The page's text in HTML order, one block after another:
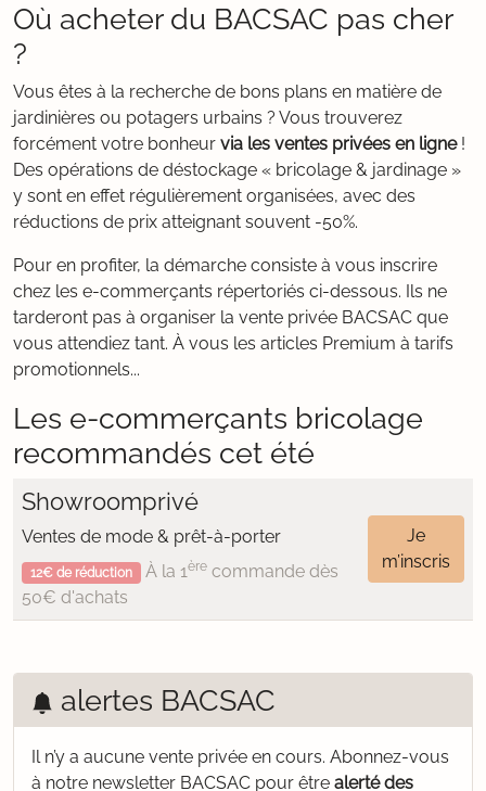
Où acheter du BACSAC pas cher
?
Vous êtes à la recherche de bons plans en matière de
jardinières ou potagers urbains ? Vous trouverez
forcément votre bonheur via les ventes privées en ligne!
Des opérations de déstockage « bricolage & jardinage »
y sont en effet régulièrement organisées, avec des
réductions de prix atteignant souvent -50%.
Pour en profiter, la démarche consiste à vous inscrire
chez les e-commerçants répertoriés ci-dessous. Ils ne
tarderont pas à organiser la vente privée BACSAC que
vous attendiez tant. À vous les articles Premium à tarifs
promotionnels...
Les e-commerçants bricolage
recommandés cet été
Showroomprivé
Ventes de mode & prêt-à-porter
12€ de réduction À la 1èrecommande dès
50€ d'achats
Je
m’inscris
alertes BACSAC
Il n’y a aucune vente privée en cours. Abonnez-vous
à notre newsletter BACSAC pour être alerté des